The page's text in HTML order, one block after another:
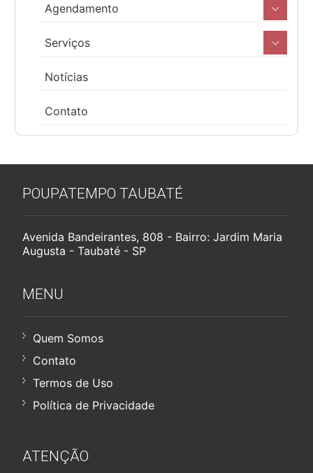
Agendamento
Serviços
Notícias
Contato
POUPATEMPO TAUBATÉ
Avenida Bandeirantes, 808 - Bairro: Jardim Maria
Augusta - Taubaté - SP
MENU
Quem Somos
Contato
Termos de Uso
Política de Privacidade
ATENÇÃO